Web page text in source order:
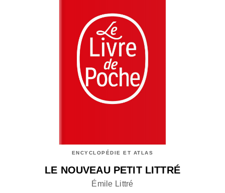
ENCYCLOPÉDIE ET ATLAS
LE NOUVEAU PETIT LITTRÉ
Émile Littré